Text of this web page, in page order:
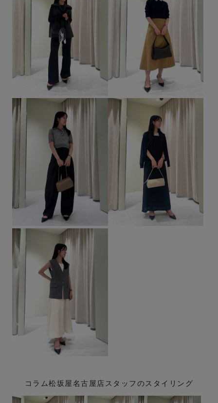
コラム松坂屋名古屋店スタッフのスタイリング